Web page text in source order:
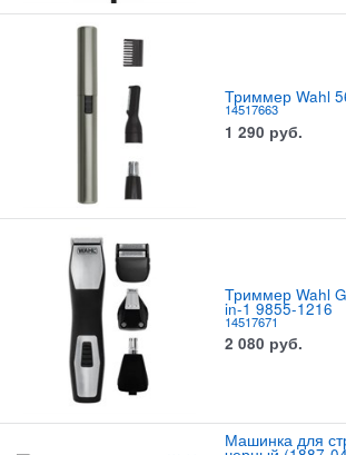
Триммер Wahl
14517663
1 290 руб.
Триммер Wahl
in-1 9855-1216
14517671
2 080 руб.
Машинка для